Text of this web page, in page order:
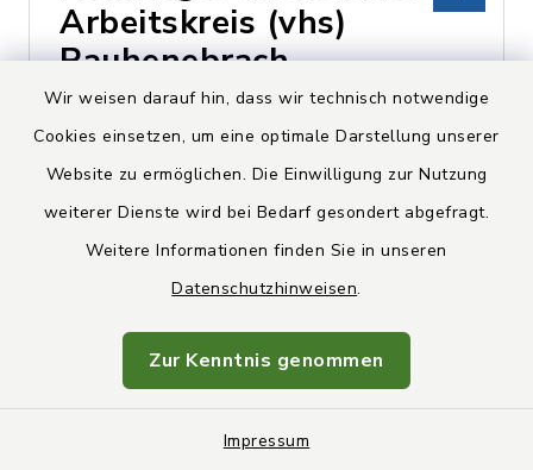
Wir weisen darauf hin, dass wir technisch notwendige
Cookies einsetzen, um eine optimale Darstellung unserer
Website zu ermöglichen. Die Einwilligung zur Nutzung
weiterer Dienste wird bei Bedarf gesondert abgefragt.
Weitere Informationen finden Sie in unseren
Datenschutzhinweisen.
Zur Kenntnis genommen
Impressum
Arbeitskreis (vhs)
Rauhenebrach
Koppenwind, Bergstraße 45,
96181 Rauhenebrach
Friedrich Klaus
Hirschenbräu Michel